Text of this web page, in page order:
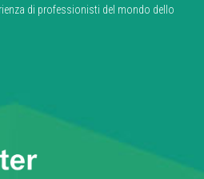
di professionisti del mondo dello